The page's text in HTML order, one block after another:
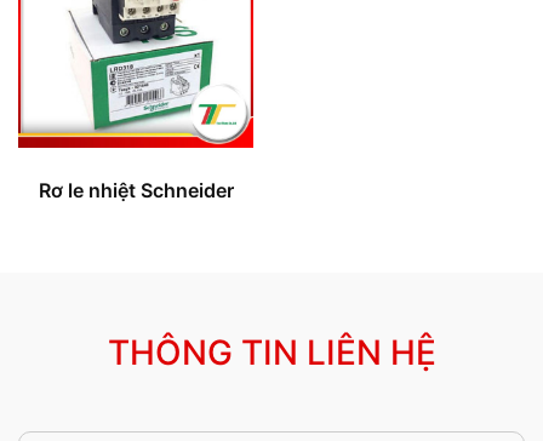
Rơ le nhiệt Schneider
THÔNG TIN LIÊN HỆ